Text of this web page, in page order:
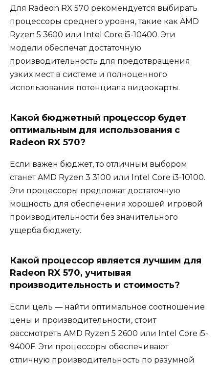
Для Radeon RX 570 рекомендуется выбирать
процессоры среднего уровня, такие как AMD
Ryzen 5 3600 или Intel Core i5-10400. Эти
модели обеспечат достаточную
производительность для предотвращения
узких мест в системе и полноценного
использования потенциала видеокарты.
Какой бюджетный процессор будет
оптимальным для использования с
Radeon RX 570?
Если важен бюджет, то отличным выбором
станет AMD Ryzen 3 3100 или Intel Core i3-10100.
Эти процессоры предложат достаточную
мощность для обеспечения хорошей игровой
производительности без значительного
ущерба бюджету.
Какой процессор является лучшим для
Radeon RX 570, учитывая
производительность и стоимость?
Если цель — найти оптимальное соотношение
цены и производительности, стоит
рассмотреть AMD Ryzen 5 2600 или Intel Core i5-
9400F. Эти процессоры обеспечивают
отличную производительность по разумной